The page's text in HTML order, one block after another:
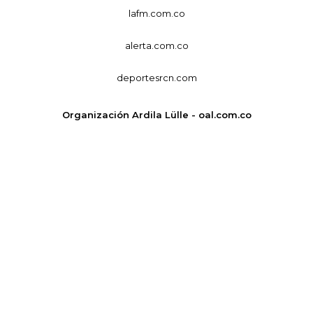
lafm.com.co
alerta.com.co
deportesrcn.com
Organización Ardila Lülle - oal.com.co